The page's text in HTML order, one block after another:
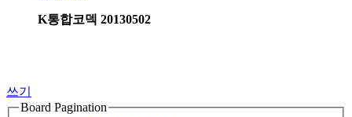
K통합코덱 20130502
쓰기
Board Pagination